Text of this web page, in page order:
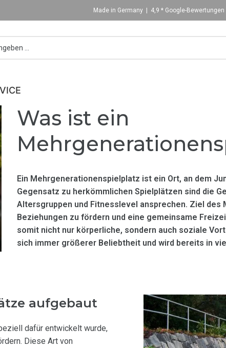
Made in Germany | 4,9 * Google-
Was ist ein
Ein Mehrgenerationenspielplatz ist ein Ort, an dem
Gegensatz zu herkömmlichen Spielplätzen sind die
Altersgruppen und Fitnesslevel ansprechen. Ziel
Beziehungen zu fördern und eine gemeinsame
somit nicht nur körperliche, sondern auch soziale
sich immer größerer Beliebtheit und wird bereits in
aufgebaut
dafür entwickelt wurde,
Diese Art von